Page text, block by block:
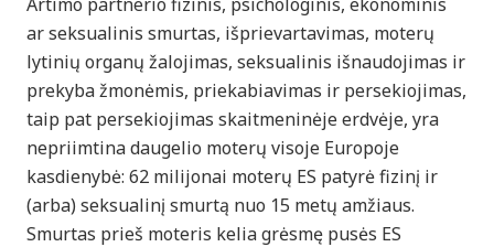
ar seksualinis smurtas, išprievartavimas, moterų
lytinių organų žalojimas, seksualinis išnaudojimas ir
prekyba žmonėmis, priekabiavimas ir persekiojimas,
taip pat persekiojimas skaitmeninėje erdvėje, yra
nepriimtina daugelio moterų visoje Europoje
kasdienybė: 62 milijonai moterų ES patyrė fizinį ir
(arba) seksualinį smurtą nuo 15 metų amžiaus.
Smurtas prieš moteris kelia grėsmę pusės ES